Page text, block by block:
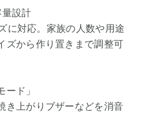
量設計
に対応。家族の人数や用途
ズから作り置きまで調整可
ード」
き上がりブザーなどを消音